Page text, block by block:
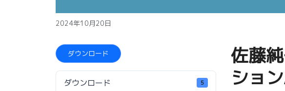
2024年10月20日
ダウンロード
ダウンロード 5
佐藤
ショ